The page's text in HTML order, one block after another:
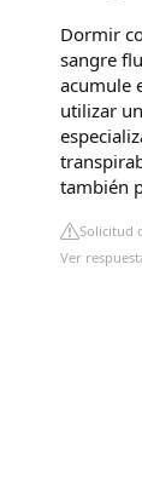
Dormir
sangre
acumule
utilizar
también
Solicitud
Ver